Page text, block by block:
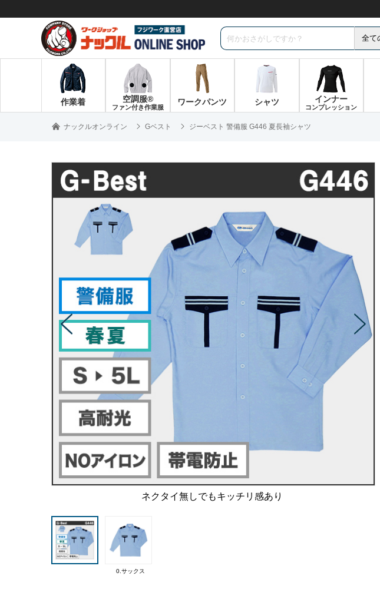
作業着 空調服®
ファン付き作業服
ワークパンツ シャツ インナー
コンプレッション
ナックルオンライン Gベスト ジーベスト 警備服 G446 夏長袖シャツ
ネクタイ無しでもキッチリ感あり
0.サックス